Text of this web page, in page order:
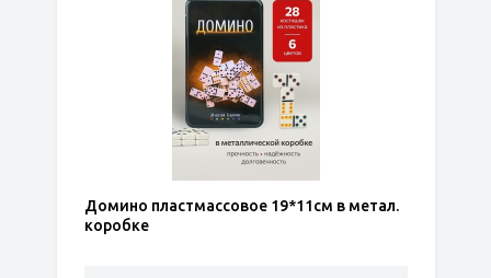
Домино пластмассовое 19*11см в метал.
коробке